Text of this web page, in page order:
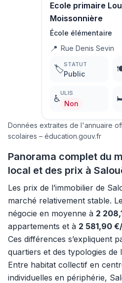
Ecole primaire
Moissonnière
École élémentaire
📍 Rue Denis Sevin
🏷️STATUT
Public
♿
ULIS
Non
Données extraites de l'annuaire
scolaires – éducation.gouv.fr
Panorama complet du
local et des prix à
Les prix de l’immobilier de
marché relativement stable.
négocie en moyenne à 2
appartements et à 2 581,90
Ces différences s’expliquent
quartiers et des typologies de
Entre habitat collectif en
individuelles en périphérie,